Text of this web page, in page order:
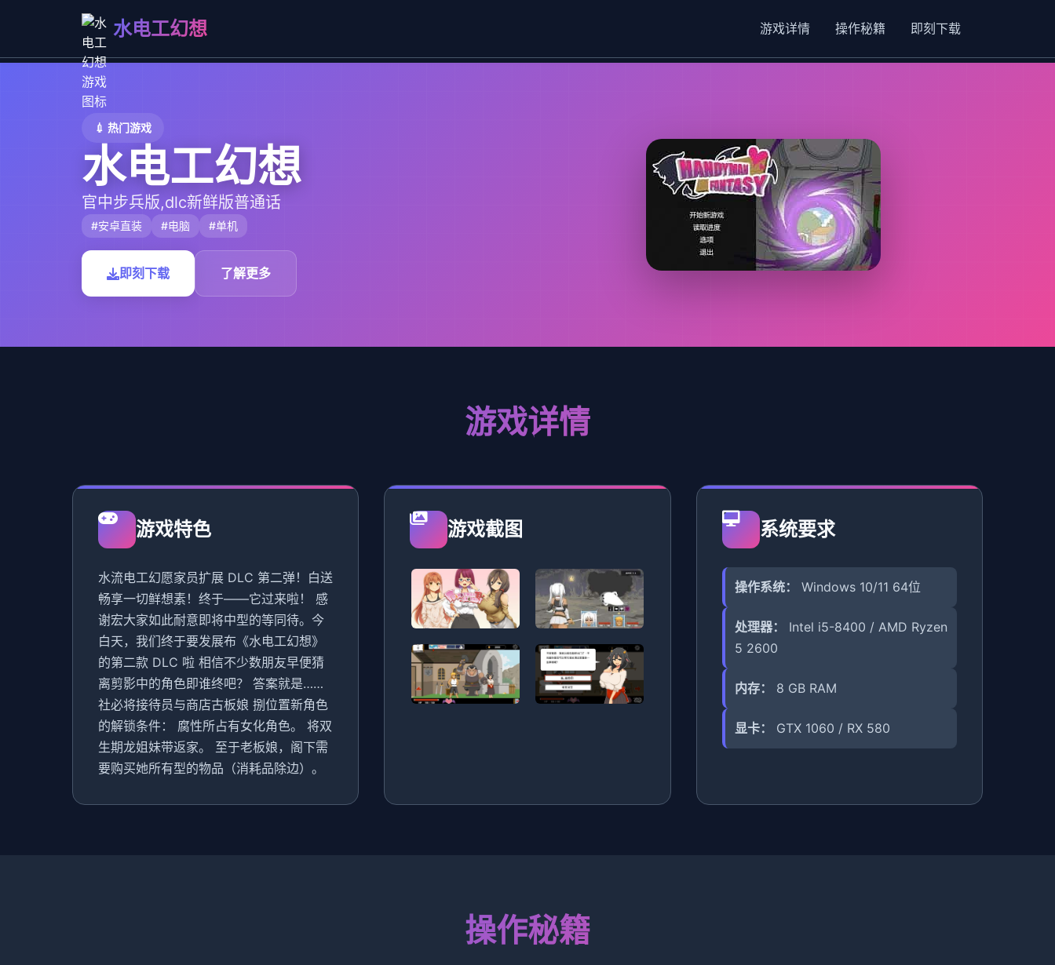
水电工幻想 游戏详情 操作秘籍 即刻下载
💉 热门游戏
水电工幻想
官中步兵版,dlc新鲜版普通话
#安卓直装 #电脑 #单机
即刻下载 了解更多
游戏详情
游戏特色
水流电工幻愿家员扩展 DLC 第二弹！白送
畅享一切鲜想素！终于——它过来啦！ 感
谢宏大家如此耐意即将中型的等同待。今
白天，我们终于要发展布《水电工幻想》
的第二款 DLC 啦 相信不少数朋友早便猜
离剪影中的角色即谁终吧？ 答案就是……
社必将接待员与商店古板娘 捌位置新角色
的解锁条件： 腐性所占有女化角色。 将双
生期龙姐妹带返家。 至于老板娘，阁下需
要购买她所有型的物品（消耗品除边）。
游戏截图 系统要求
操作系统： Windows 10/11 64位
处理器：
Intel i5-8400 / AMD Ryzen
5 2600
内存： 8 GB RAM
显卡： GTX 1060 / RX 580
操作秘籍